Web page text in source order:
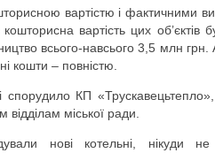
вартістю і фактичними
вартість цих об’єктів
всього-навсього 3,5 млн
кошти – повністю.
спорудило КП
міської ради.
нові котельні, нікуди не